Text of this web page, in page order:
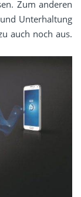
Zum anderen
Unterhaltung
auch noch aus.